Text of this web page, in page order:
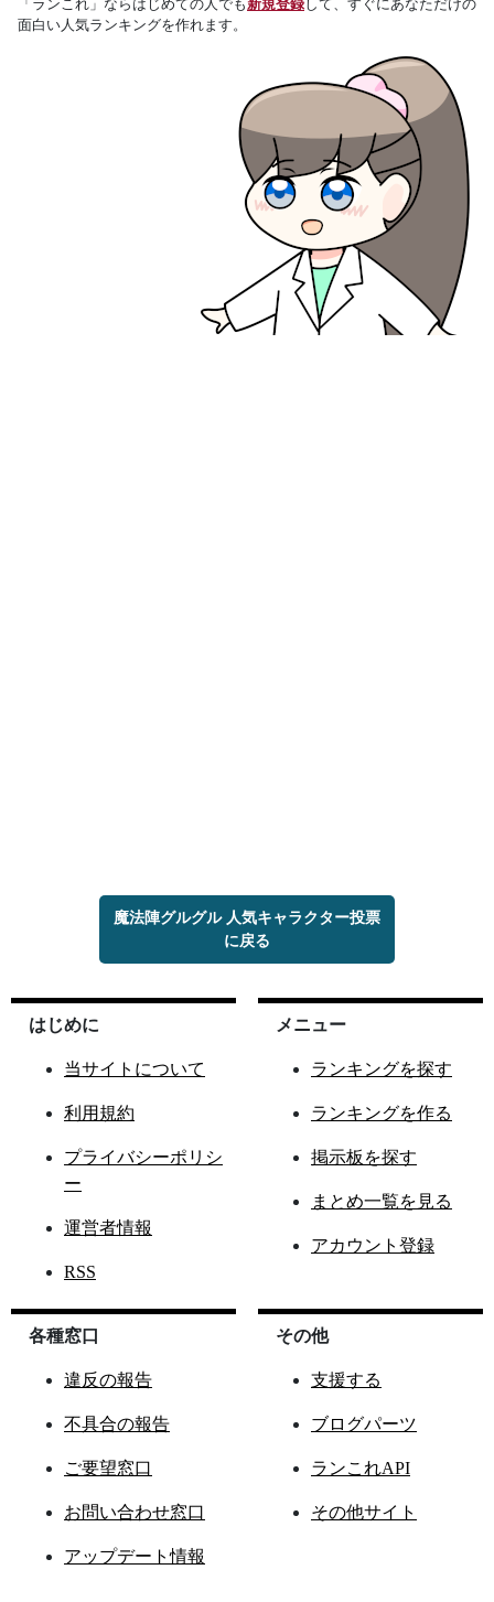
「ランこれ」ならはじめての人でも新規登録して、すぐにあなただけの
面白い人気ランキングを作れます。
魔法陣グルグル 人気キャラクター投票
に戻る
はじめに
当サイトについて
利用規約
プライバシーポリシ
ー
運営者情報
RSS
メニュー
ランキングを探す
ランキングを作る
掲示板を探す
まとめ一覧を見る
アカウント登録
各種窓口
違反の報告
不具合の報告
ご要望窓口
お問い合わせ窓口
アップデート情報
その他
支援する
ブログパーツ
ランこれAPI
その他サイト